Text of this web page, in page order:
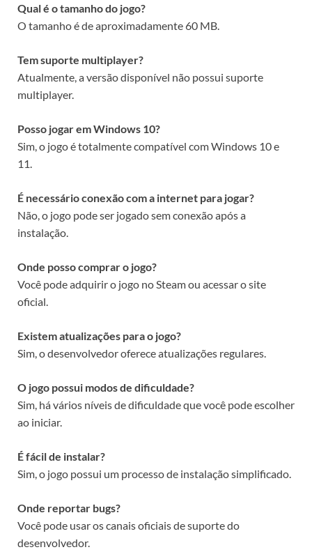
Qual é o tamanho do jogo?
O tamanho é de aproximadamente 60 MB.
Tem suporte multiplayer?
Atualmente, a versão disponível não possui suporte
multiplayer.
Posso jogar em Windows 10?
Sim, o jogo é totalmente compatível com Windows 10 e
11.
É necessário conexão com a internet para jogar?
Não, o jogo pode ser jogado sem conexão após a
instalação.
Onde posso comprar o jogo?
Você pode adquirir o jogo no Steam ou acessar o site
oficial.
Existem atualizações para o jogo?
Sim, o desenvolvedor oferece atualizações regulares.
O jogo possui modos de dificuldade?
Sim, há vários níveis de dificuldade que você pode escolher
ao iniciar.
É fácil de instalar?
Sim, o jogo possui um processo de instalação simplificado.
Onde reportar bugs?
Você pode usar os canais oficiais de suporte do
desenvolvedor.